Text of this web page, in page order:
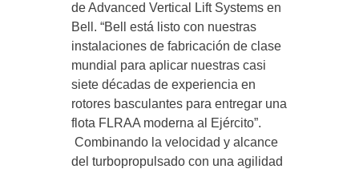
de Advanced Vertical Lift Systems en
Bell. “Bell está listo con nuestras
instalaciones de fabricación de clase
mundial para aplicar nuestras casi
siete décadas de experiencia en
rotores basculantes para entregar una
flota FLRAA moderna al Ejército”.
Combinando la velocidad y alcance
del turbopropulsado con una agilidad